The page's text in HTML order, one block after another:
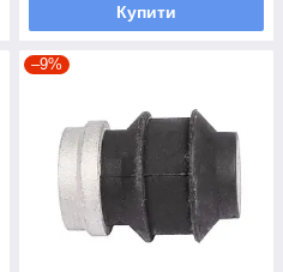
Купити
–9%